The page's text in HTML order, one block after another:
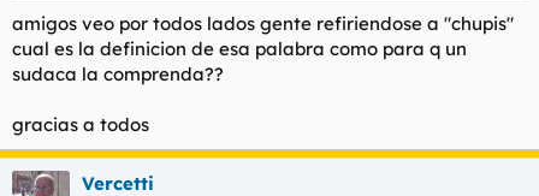
d
e
l
e
a
i
c
i
amigos veo por todos lados gente refiriendose a "chupis"
cual es la definicion de esa palabra como para q un
sudaca la comprenda??
gracias a todos
Vercetti